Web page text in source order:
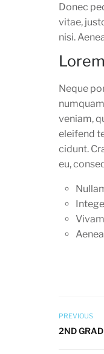
Donec
vitae,
nisi.
Neque
veniam,
eleifend
cidunt.
eu,
PREVIOUS
2ND